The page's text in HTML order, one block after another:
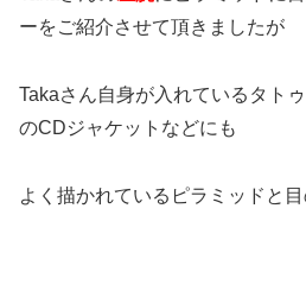
ーをご紹介させて頂きましたが
Takaさん自身が入れているタト
のCDジャケットなどにも
よく描かれているピラミッドと目